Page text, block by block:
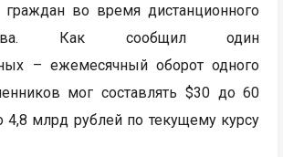
граждан во время дистанционного
Как сообщил один
– ежемесячный оборот одного
мог составлять $30 до 60
4,8 млрд рублей по текущему курсу